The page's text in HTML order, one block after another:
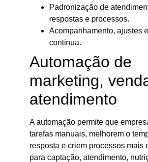
Padronização de
respostas e processos.
Acompanhamento, ajustes
contínua.
Automação de
marketing,
atendimento
A automação permite que
tarefas manuais, melhorem o
resposta e criem processos mais
para captação, atendimento,